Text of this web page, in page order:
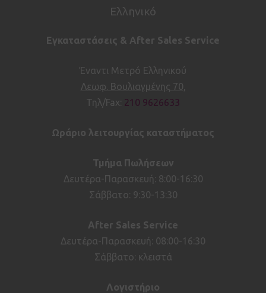
Ελληνικό
Εγκαταστάσεις & After Sales Service
Έναντι Μετρό Ελληνικού
Λεωφ. Βουλιαγμένης 70,
Τηλ/Fax: 210 9626633
Ωράριο λειτουργίας καταστήματος
Τμήμα Πωλήσεων
Δευτέρα-Παρασκευή: 8:00-16:30
Σάββατο: 9:30-13:30
After Sales Service
Δευτέρα-Παρασκευή: 08:00-16:30
Σάββατο: κλειστά
Λογιστήριο